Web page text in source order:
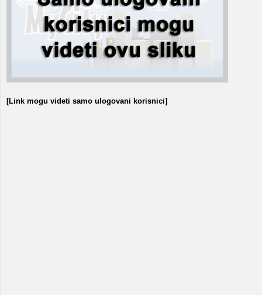
[Link mogu videti samo ulogovani korisnici]